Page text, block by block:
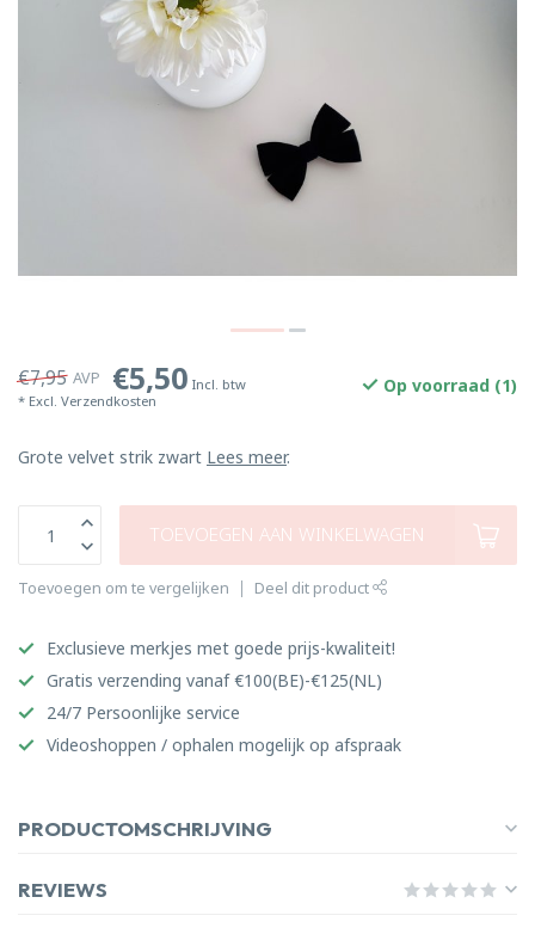
€7,95 AVP €5,50 Incl. btw
* Excl. Verzendkosten
Op voorraad (1)
Grote velvet strik zwart Lees meer.
TOEVOEGEN AAN WINKELWAGEN
Toevoegen om te vergelijken Deel dit product
Exclusieve merkjes met goede prijs-kwaliteit!
Gratis verzending vanaf €100(BE)-€125(NL)
24/7 Persoonlijke service
Videoshoppen / ophalen mogelijk op afspraak
PRODUCTOMSCHRIJVING
REVIEWS